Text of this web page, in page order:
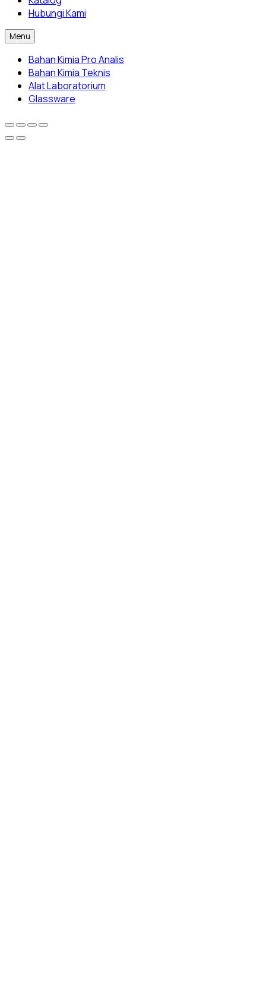
Hubungi Kami
Menu
Bahan Kimia Pro Analis
Bahan Kimia Teknis
Alat Laboratorium
Glassware